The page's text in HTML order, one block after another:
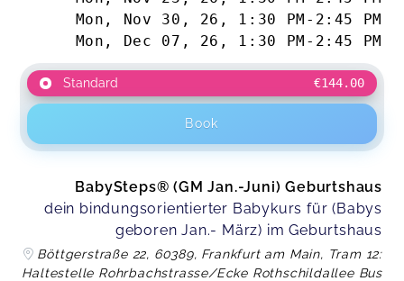
Mon, Nov 30, 26 , 1:30 PM - 2:45 PM
Mon, Dec 07, 26 , 1:30 PM - 2:45 PM
Standard €144.00
Book
BabySteps® (GM Jan.-Juni) Geburtshaus
dein bindungsorientierter Babykurs für (Babys
geboren Jan.- März) im Geburtshaus
Böttgerstraße 22, 60389, Frankfurt am Main, Tram 12:
Haltestelle Rohrbachstrasse/Ecke Rothschildallee Bus